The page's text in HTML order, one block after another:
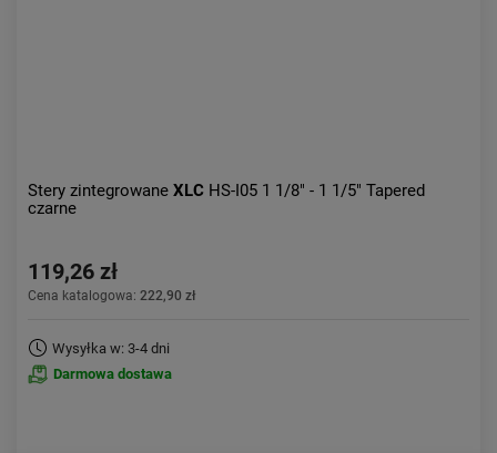
Stery zintegrowane XLC HS-I05 1 1/8" - 1 1/5" Tapered
czarne
119,26 zł
Cena katalogowa: 222,90 zł
Wysyłka w: 3-4 dni
Darmowa dostawa